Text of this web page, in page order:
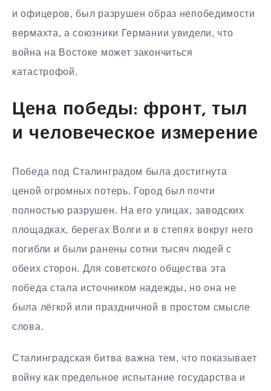
и офицеров, был разрушен образ непобедимости
вермахта, а союзники Германии увидели, что
война на Востоке может закончиться
катастрофой.
Цена победы: фронт, тыл
и человеческое измерение
Победа под Сталинградом была достигнута
ценой огромных потерь. Город был почти
полностью разрушен. На его улицах, заводских
площадках, берегах Волги и в степях вокруг него
погибли и были ранены сотни тысяч людей с
обеих сторон. Для советского общества эта
победа стала источником надежды, но она не
была лёгкой или праздничной в простом смысле
слова.
Сталинградская битва важна тем, что показывает
войну как предельное испытание государства и